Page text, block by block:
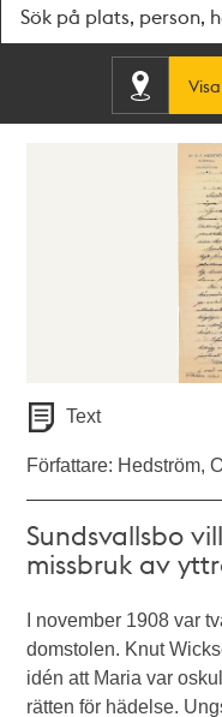
Text
Författare: Hedström,
Sundsvallsbo
missbruk av
I november 1908 var
domstolen. Knut
idén att Maria var
rätten för hädelse.